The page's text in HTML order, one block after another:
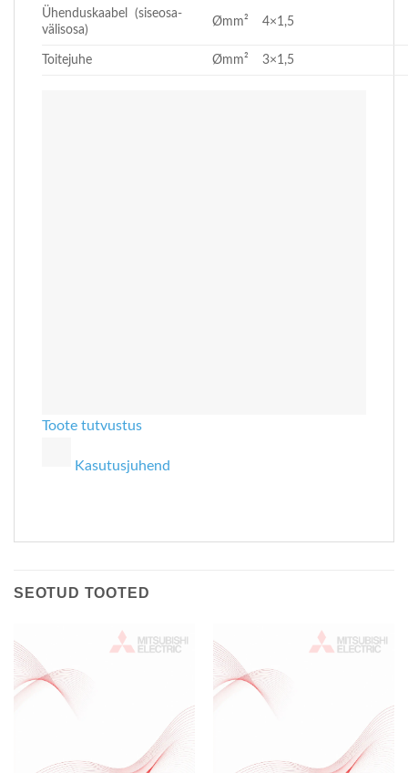
Ühenduskaabel (siseosa-
välisosa)
Ømm² 4×1,5
Toitejuhe Ømm² 3×1,5
Toote tutvustus
Kasutusjuhend
SEOTUD TOOTED